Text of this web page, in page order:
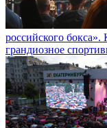
российского
грандиозное